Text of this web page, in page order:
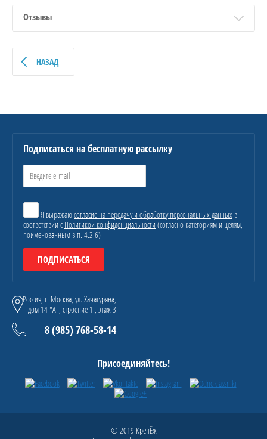
Отзывы
НАЗАД
Подписаться на бесплатную рассылку
Я выражаюсогласие на передачу и обработку персональных данных в
соответствии с Политикой конфиденциальности (согласно категориям и целям,
поименованным в п. 4.2.6)
ПОДПИСАТЬСЯ
Россия, г. Москва, ул. Хачатуряна,
дом 14 "А", строение 1 , этаж 3
8 (985) 768-58-14
Присоединяйтесь!
© 2019 КрепЁж